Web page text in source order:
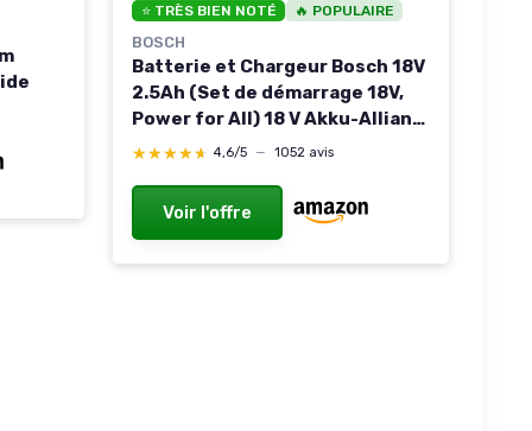
⭐ TRÈS BIEN NOTÉ 🔥 POPULAIRE
BOSCH
Batterie et Chargeur Bosch 18V
2.5Ah (Set de démarrage 18V,
Power for All) 18 V Akku-Allianz
Aktion Starter Set I 1 Akku
★★★★★
★★★★★ 4,6/5 — 1052 avis
Voir l'offre